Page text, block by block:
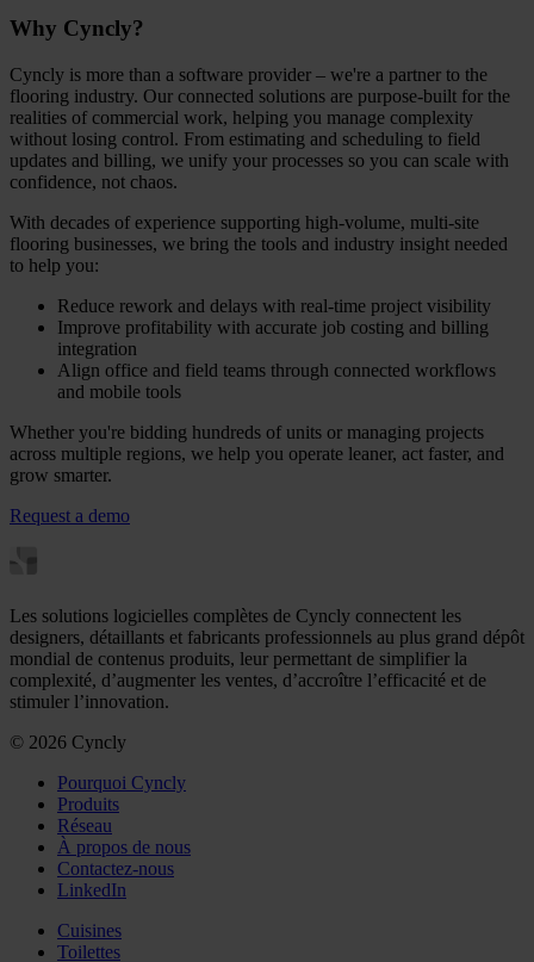
Why Cyncly?
Cyncly is more than a software provider – we're a partner to the
flooring industry. Our connected solutions are purpose-built for the
realities of commercial work, helping you manage complexity
without losing control. From estimating and scheduling to field
updates and billing, we unify your processes so you can scale with
confidence, not chaos.
With decades of experience supporting high-volume, multi-site
flooring businesses, we bring the tools and industry insight needed
to help you:
Reduce rework and delays with real-time project visibility
Improve profitability with accurate job costing and billing
integration
Align office and field teams through connected workflows
and mobile tools
Whether you're bidding hundreds of units or managing projects
across multiple regions, we help you operate leaner, act faster, and
grow smarter.
Request a demo
Les solutions logicielles complètes de Cyncly connectent les
designers, détaillants et fabricants professionnels au plus grand dépôt
mondial de contenus produits, leur permettant de simplifier la
complexité, d’augmenter les ventes, d’accroître l’efficacité et de
stimuler l’innovation.
© 2026 Cyncly
Pourquoi Cyncly
Produits
Réseau
À propos de nous
Contactez-nous
LinkedIn
Cuisines
Toilettes